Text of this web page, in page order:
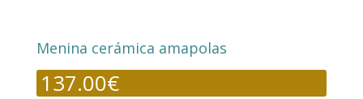
Menina cerámica amapolas
137.00€